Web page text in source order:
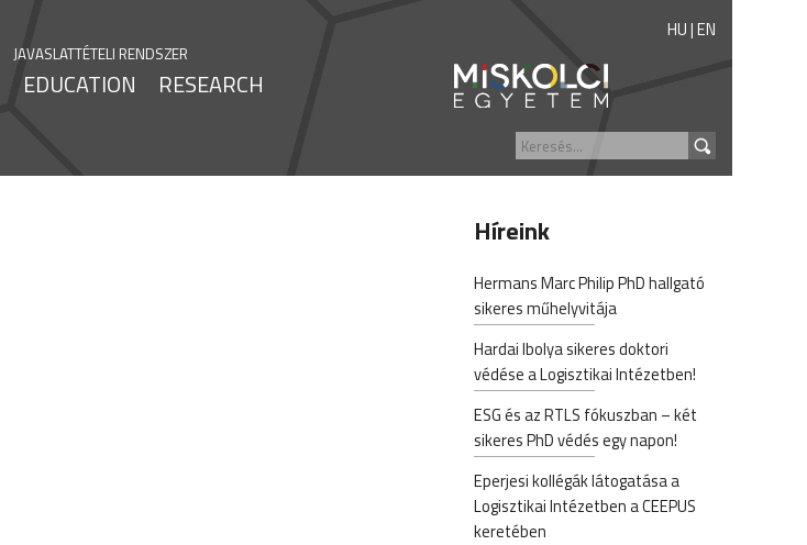
JAVASLATTÉTELI RENDSZER
EDUCATION RESEARCH
HU|EN
Híreink
Hermans Marc Philip PhD hallgató
sikeres műhelyvitája
Hardai Ibolya sikeres doktori
védése a Logisztikai Intézetben!
ESG és az RTLS fókuszban – két
sikeres PhD védés egy napon!
Eperjesi kollégák látogatása a
Logisztikai Intézetben a CEEPUS
keretében